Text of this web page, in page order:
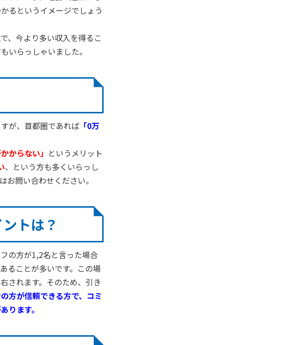
るというイメージでしょう
、今より多い収入を得るこ
いらっしゃいました。
が、首都圏であれば 「0万
からない」 というメリット
、という方も多くいらっし
お問い合わせください。
トは？
の方が1,2名と言った場合
ることが多いです。この場
されます。そのため、引き
方が信頼できる方で、コミ
ります。